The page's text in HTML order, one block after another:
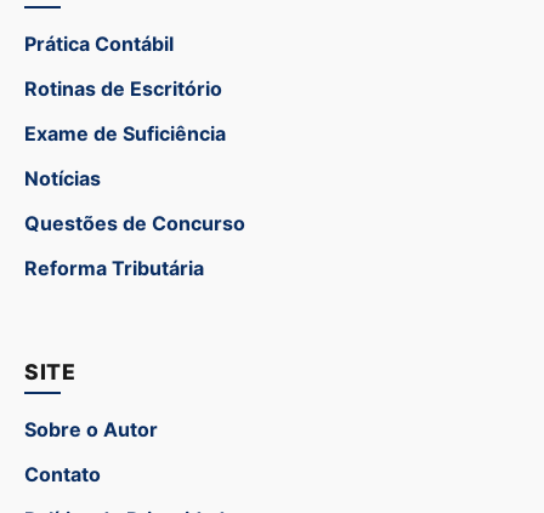
Prática Contábil
Rotinas de Escritório
Exame de Suficiência
Notícias
Questões de Concurso
Reforma Tributária
SITE
Sobre o Autor
Contato